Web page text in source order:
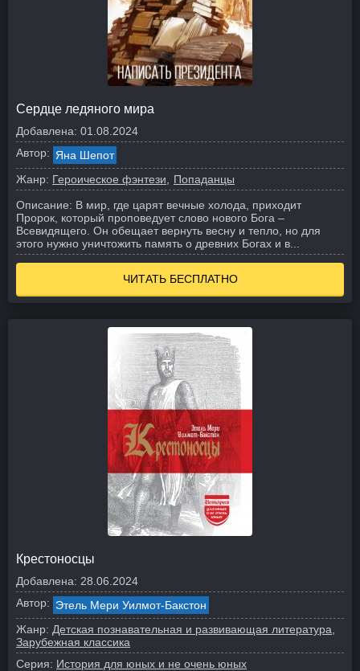
Сердце ледяного мира
Добавлена: 01.08.2024
Автор: Яна Шепот
Жанр: Героическое фэнтези
Попаданцы
Описание: В мир, где царят вечные холода, приходит
Пророк, который проповедует слово нового Бога –
Всевидящего. Он обещает вернуть весну и тепло, но для
этого нужно уничтожить память о древних Богах и в...
ЧИТАТЬ БЕСПЛАТНО
Крестоносцы
Добавлена: 28.06.2024
Автор: Этель Мери Уилмот-Бакстон
Жанр: Детская познавательная и развивающая литература
Зарубежная классика
Серия: История для юных и не очень юных